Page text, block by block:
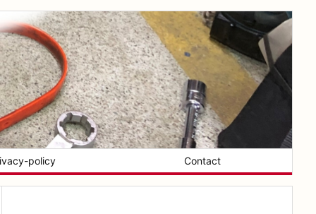
policy Contact